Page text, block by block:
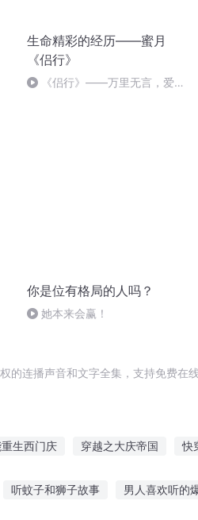
生命精彩的经历——蜜月
《侣行》
《侣行》——万里无言，爱在
你是位有格局的人吗？
她本来会赢！
连播声音和文字全集，支持免费在
生西门庆 穿越之大庆帝国 快
听蚊子和狮子故事 男人喜欢听的